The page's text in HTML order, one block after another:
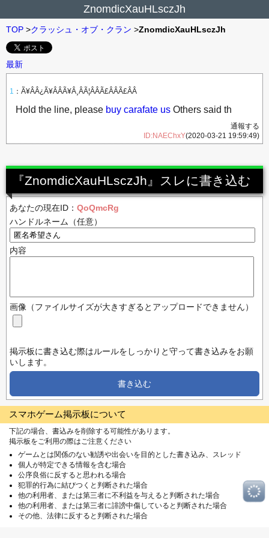
ZnomdicXauHLsczJh
TOP >クラッシュ・オブ・クラン >ZnomdicXauHLsczJh
最新
1 ： Ã¥ÂÂ¿Ã¥ÂÂÃ¥Â¸ÂÃ¦ÂÂÃ£ÂÂÃ£ÂÂ
Hold the line, please buy carafate us Others said th
通報する
ID:NAEChxY(2020-03-21 19:59:49)
『ZnomdicXauHLsczJh』スレに書き込む
あなたの現在ID： QoQmcRg
ハンドルネーム（任意）
内容
画像（ファイルサイズが大きすぎるとアップロードできません）
掲示板に書き込む際はルールをしっかりと守って書き込みをお願
いします。
書き込む
スマホゲーム掲示板について
下記の場合、書込みを削除する可能性があります。
掲示板をご利用の際はご注意ください
ゲームとは関係のない勧誘や出会いを目的とした書き込み、スレッド
個人が特定できる情報を含む場合
公序良俗に反すると思われる場合
犯罪的行為に結びつくと判断された場合
他の利用者、または第三者に不利益を与えると判断された場合
他の利用者、または第三者に誹謗中傷していると判断された場合
その他、法律に反すると判断された場合